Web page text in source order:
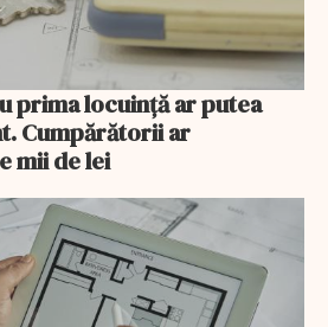
prima locuință ar putea
Cumpărătorii ar
mii de lei